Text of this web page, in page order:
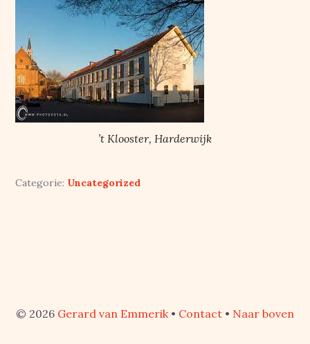
’t Klooster, Harderwijk
Categorie: Uncategorized
© 2026 Gerard van Emmerik• Contact • Naar boven